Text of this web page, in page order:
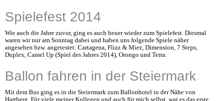
Spielefest 2014
Wie auch die Jahre zuvor, ging es auch heuer wieder zum Spielefest. Diesmal
waren wir nur am Sonntag dabei und haben uns folgende Spiele näher
angesehen bzw. angetestet: Cartagena, Flizz & Miez, Dimension, 7 Steps,
Duplex, Camel Up (Spiel des Jahres 2014), Orongo und Terra.
Ballon fahren in der Steiermark
Mit dem Bus ging es in die Steiermark zum Ballonhotel in der Nähe von
Hartberg. Für viele meiner Kollegen und auch für mich selbst, war es das erste